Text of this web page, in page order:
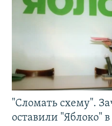
"Сломать схему".
оставили "Яблоко"